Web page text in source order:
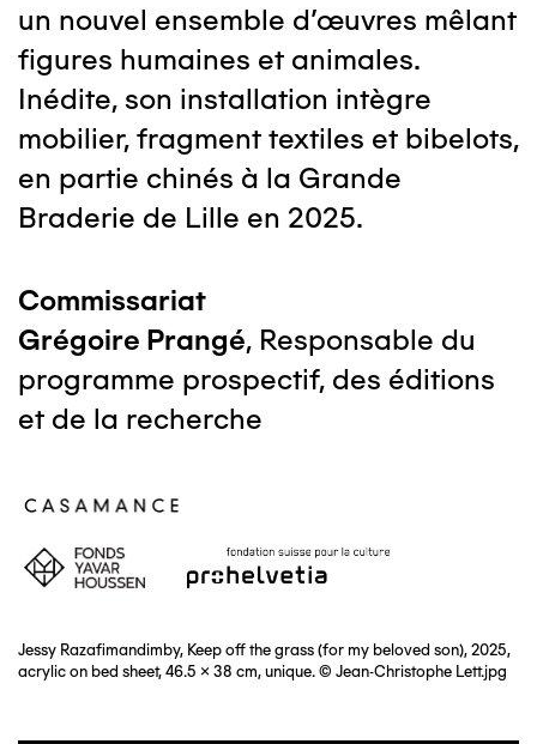
un nouvel ensemble d'œuvres mêlant
figures humaines et animales.
Inédite, son installation intègre
mobilier, fragment textiles et bibelots,
en partie chinés à la Grande
Braderie de Lille en 2025.
Commissariat
Grégoire Prangé, Responsable du
programme prospectif, des éditions
et de la recherche
Jessy Razafimandimby, Keep off the grass (for my beloved son), 2025,
acrylic on bed sheet, 46.5 x 38 cm, unique. © Jean-Christophe Lett.jpg